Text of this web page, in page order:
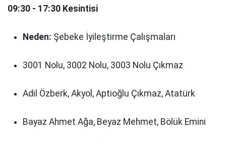
09:30 - 17:30 Kesintisi
Neden: Şebeke İyileştirme Çalışmaları
3001 Nolu, 3002 Nolu, 3003 Nolu Çıkmaz
Adil Özberk, Akyol, Aptioğlu Çıkmaz, Atatürk
Bayaz Ahmet Ağa, Beyaz Mehmet, Bölük Emini